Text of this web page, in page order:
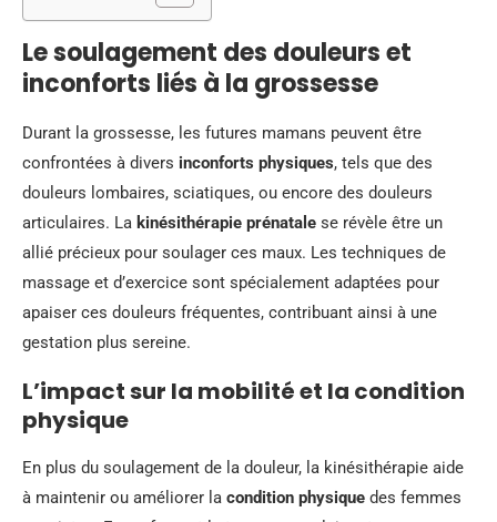
Le soulagement des douleurs et
inconforts liés à la grossesse
Durant la grossesse, les futures mamans peuvent être
confrontées à divers inconforts physiques, tels que des
douleurs lombaires, sciatiques, ou encore des douleurs
articulaires. La kinésithérapie prénatale se révèle être un
allié précieux pour soulager ces maux. Les techniques de
massage et d’exercice sont spécialement adaptées pour
apaiser ces douleurs fréquentes, contribuant ainsi à une
gestation plus sereine.
L’impact sur la mobilité et la condition
physique
En plus du soulagement de la douleur, la kinésithérapie aide
à maintenir ou améliorer la condition physique des femmes